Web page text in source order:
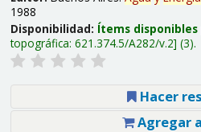
1988
Disponibilidad: Ítems
topográfica: 621.374.5/A282/v.2 (3).
Hacer
Agregar